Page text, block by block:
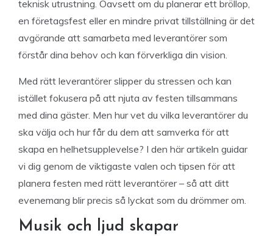
teknisk utrustning. Oavsett om du planerar ett bröllop,
en företagsfest eller en mindre privat tillställning är det
avgörande att samarbeta med leverantörer som
förstår dina behov och kan förverkliga din vision.
Med rätt leverantörer slipper du stressen och kan
istället fokusera på att njuta av festen tillsammans
med dina gäster. Men hur vet du vilka leverantörer du
ska välja och hur får du dem att samverka för att
skapa en helhetsupplevelse? I den här artikeln guidar
vi dig genom de viktigaste valen och tipsen för att
planera festen med rätt leverantörer – så att ditt
evenemang blir precis så lyckat som du drömmer om.
Musik och ljud skapar